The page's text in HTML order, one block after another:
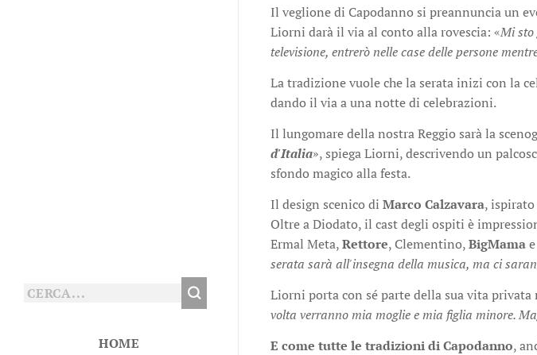
HOME
Il veglione di Capodanno si preannuncia un
Liorni darà il via al conto alla rovescia: «Mi
televisione, entrerò nelle case delle persone
La tradizione vuole che la serata inizi con la
dando il via a una notte di celebrazioni.
Il lungomare della nostra Reggio sarà la
d'Italia», spiega Liorni, descrivendo un
sfondo magico alla festa.
Il design scenico di Marco Calzavara,
Oltre a Diodato, il cast degli ospiti è
Ermal Meta,Rettore, Clementino,BigMama
serata sarà all'insegna della musica, ma ci
Liorni porta con sé parte della sua vita privata
volta verranno mia moglie e mia figlia minore.
E come tutte le tradizioni di Capodanno,